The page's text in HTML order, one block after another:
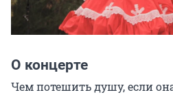
О концерте
Чем потешить душу, если